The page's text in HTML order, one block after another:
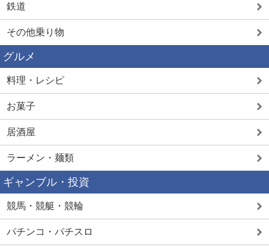
鉄道
その他乗り物
グルメ
料理・レシピ
お菓子
居酒屋
ラーメン・麺類
ギャンブル・投資
競馬・競艇・競輪
パチンコ・パチスロ